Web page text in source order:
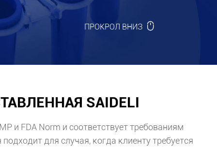
ПРОКРОЛ ВНИЗ 
SAIDELI
и FDA Norm и соответствует требованиям
для случая, когда клиенту требуется